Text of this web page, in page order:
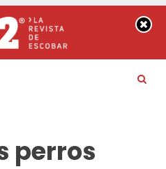
perros